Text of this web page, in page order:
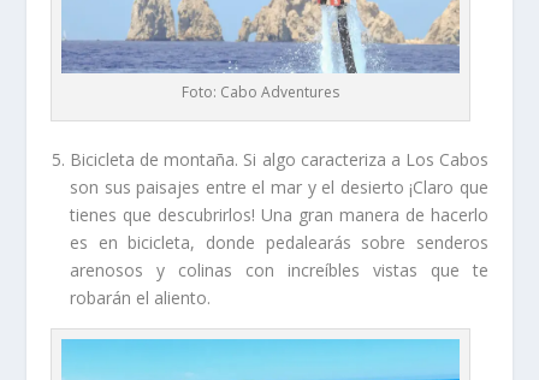
Foto: Cabo Adventures
Bicicleta de montaña. Si algo caracteriza a Los Cabos
son sus paisajes entre el mar y el desierto ¡Claro que
tienes que descubrirlos! Una gran manera de hacerlo
es en bicicleta, donde pedalearás sobre senderos
arenosos y colinas con increíbles vistas que te
robarán el aliento.